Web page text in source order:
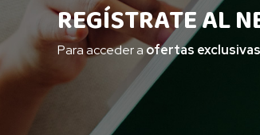
REGÍSTRATE AL
Para acceder a ofertas